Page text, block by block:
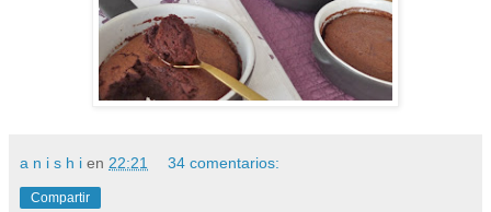
a n i s h i en 22:21 34 comentarios:
Compartir